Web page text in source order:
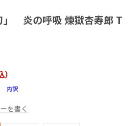
」 炎の呼吸 煉獄杏寿郎 T
）
内訳
を書く